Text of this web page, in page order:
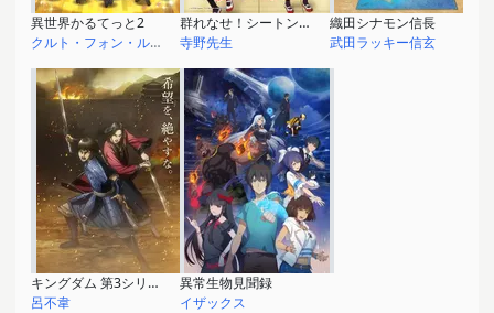
異世界かるてっと2
クルト・フォン・ルーデルドルフ
群れなせ！シートン学園
寺野先生
織田シナモン信長
武田ラッキー信玄
キングダム 第3シリーズ
呂不韋
異常生物見聞録
イザックス